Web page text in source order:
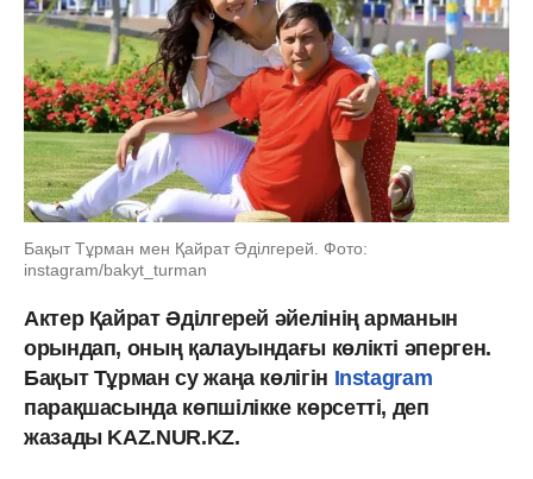
Бақыт Тұрман мен Қайрат Әділгерей. Фото:
instagram/bakyt_turman
Актер Қайрат Әділгерей әйелінің арманын
орындап, оның қалауындағы көлікті әперген.
Бақыт Тұрман су жаңа көлігін Instagram
парақшасында көпшілікке көрсетті, деп
жазады KAZ.NUR.KZ.